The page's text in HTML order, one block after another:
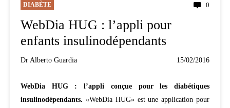
DIABÈTE 0
WebDia HUG : l’appli pour
enfants insulinodépendants
Dr Alberto Guardia 15/02/2016
WebDia HUG : l’appli conçue pour les diabétiques
insulinodépendants. «WebDia HUG» est une application pour